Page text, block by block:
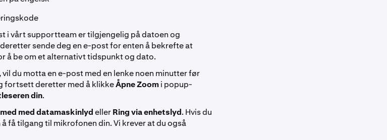
i vårt supportteam er tilgjengelig på datoen og
sende deg en e-post for enten å bekrefte at
å be om et alternativt tidspunkt og dato.
du motta en e-post med en lenke noen minutter før
fortsett deretter med å klikkeÅpne Zoomi popup-
din.
med datamaskinlydellerRing via enhetslyd. Hvis du
få tilgang til mikrofonen din. Vi krever at du også